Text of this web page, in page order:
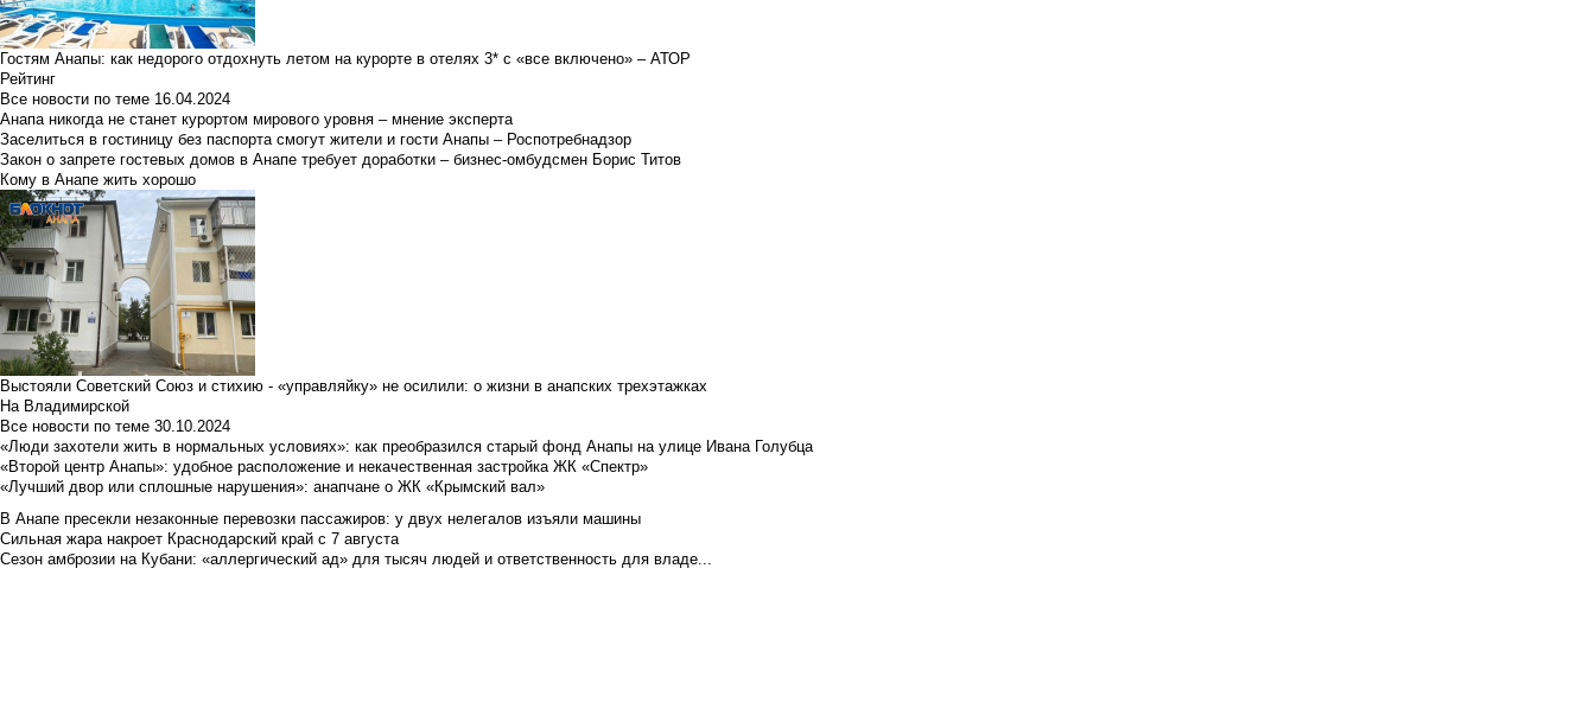
Гостям Анапы: как недорого отдохнуть летом на курорте в отелях 3* с «все включено» – АТОР
Рейтинг
Все новости по теме 16.04.2024
Анапа никогда не станет курортом мирового уровня – мнение эксперта
Заселиться в гостиницу без паспорта смогут жители и гости Анапы – Роспотребнадзор
Закон о запрете гостевых домов в Анапе требует доработки – бизнес-омбудсмен Борис Титов
Кому в Анапе жить хорошо
Выстояли Советский Союз и стихию - «управляйку» не осилили: о жизни в анапских трехэтажках
На Владимирской
Все новости по теме 30.10.2024
«Люди захотели жить в нормальных условиях»: как преобразился старый фонд Анапы на улице Ивана Голубца
«Второй центр Анапы»: удобное расположение и некачественная застройка ЖК «Спектр»
«Лучший двор или сплошные нарушения»: анапчане о ЖК «Крымский вал»
В Анапе пресекли незаконные перевозки пассажиров: у двух нелегалов изъяли машины
Сильная жара накроет Краснодарский край с 7 августа
Сезон амброзии на Кубани: «аллергический ад» для тысяч людей и ответственность для владе...